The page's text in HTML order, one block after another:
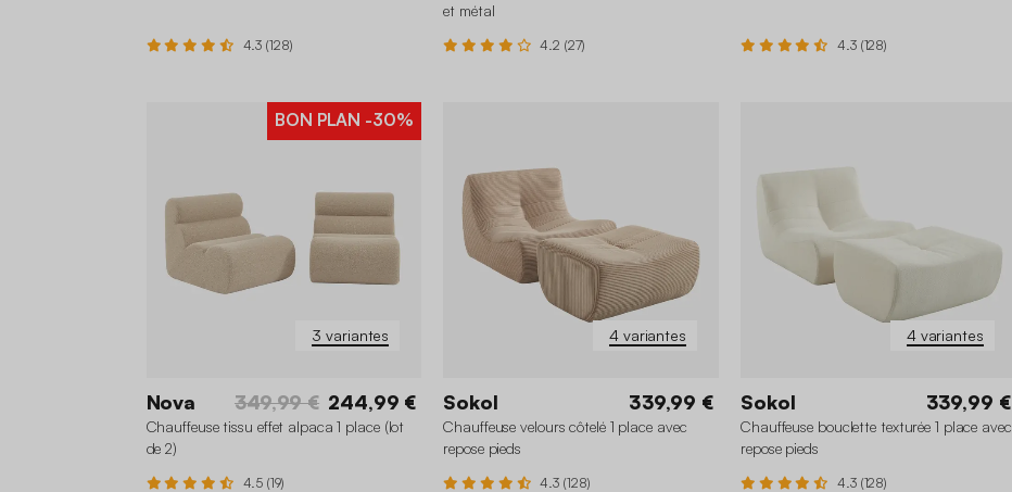
4.3 (128)
et métal
4.2 (27) 4.3 (128)
3 variantes
BON PLAN -30%
Nova 349,99 € 244,99 €
Chauffeuse tissu effet alpaca 1 place (lot
de 2)
4.5 (19)
4 variantes
Sokol 339,99 €
Chauffeuse velours côtelé 1 place avec
repose pieds
4.3 (128)
4 variantes
Sokol 339,99 €
Chauffeuse bouclette texturée 1 place avec
repose pieds
4.3 (128)